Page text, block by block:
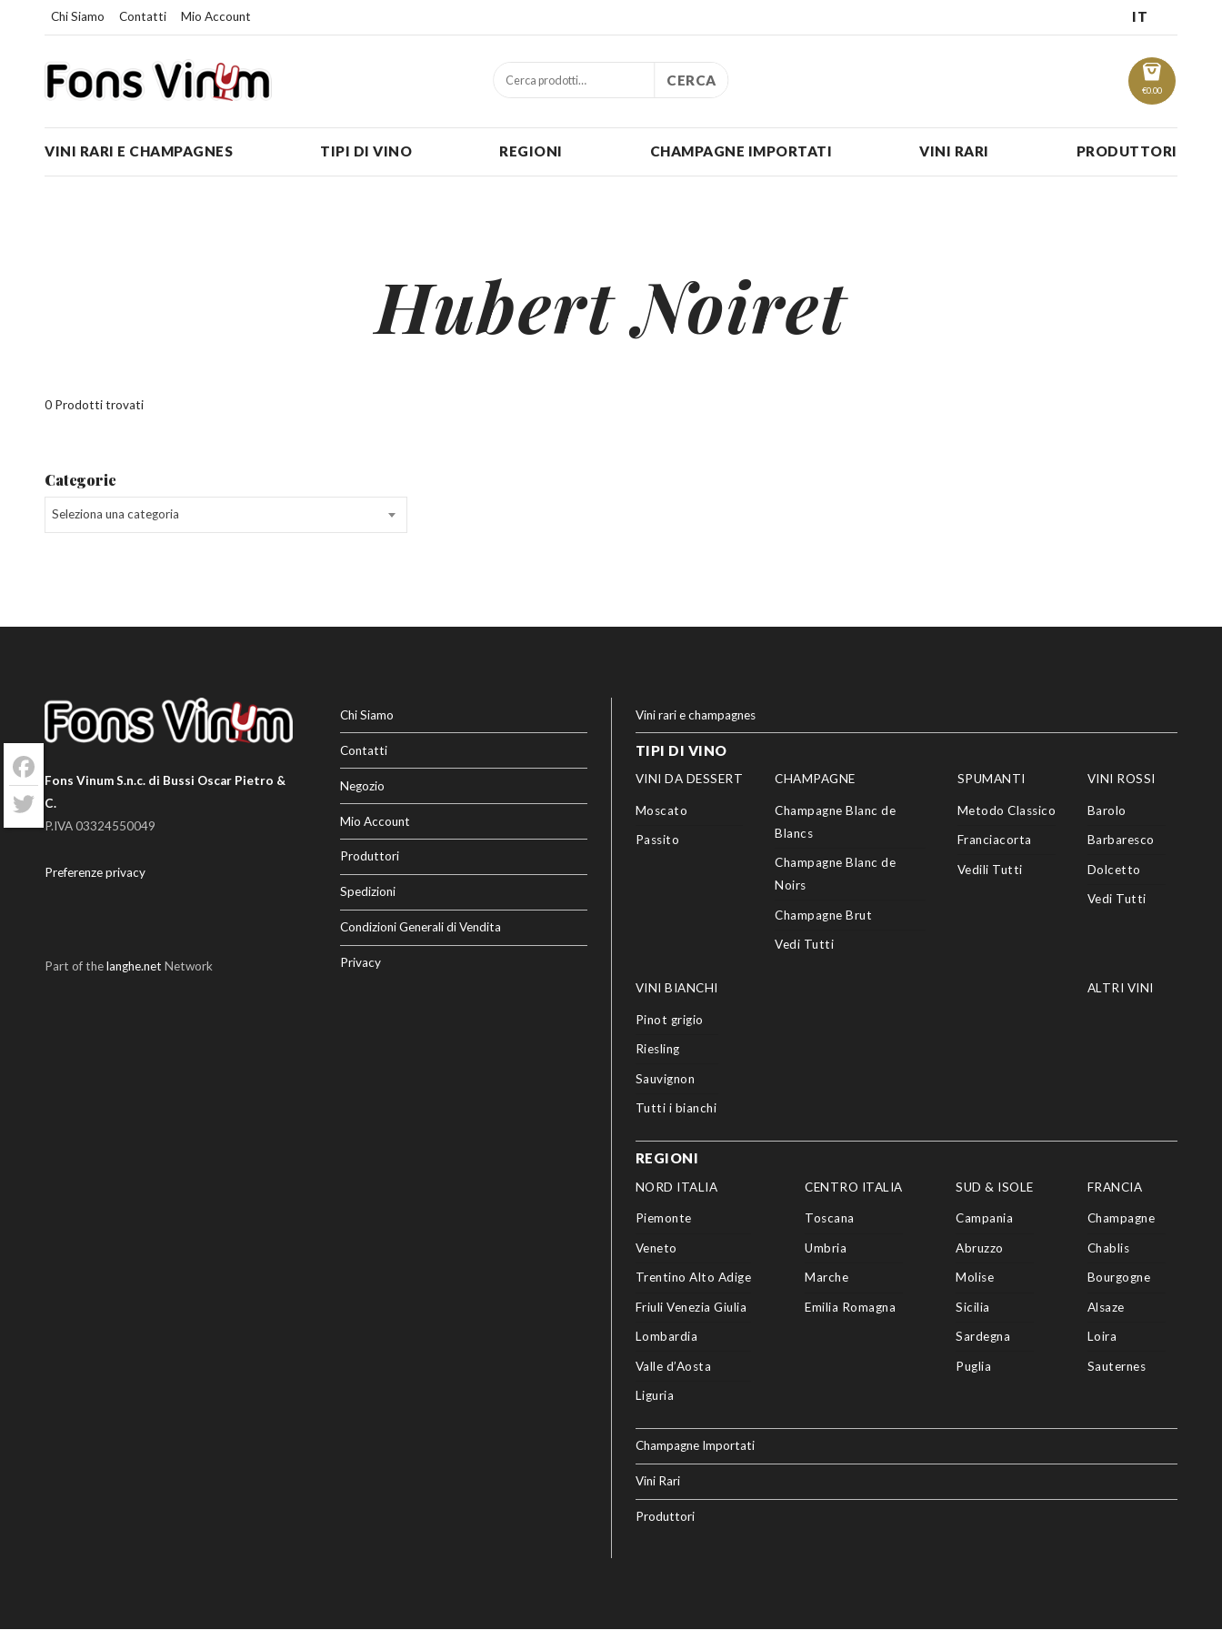
Chi Siamo Contatti Mio Account IT
€0.00
CERCA
VINI RARI E CHAMPAGNES TIPI DI VINO REGIONI CHAMPAGNE IMPORTATI VINI RARI PRODUTTORI
Hubert Noiret
0 Prodotti trovati
Categorie
Seleziona una categoria
Fons Vinum S.n.c. di Bussi Oscar Pietro &
C.
P.IVA 03324550049
Preferenze privacy
Part of thelanghe.net Network
Chi Siamo
Contatti
Negozio
Mio Account
Produttori
Spedizioni
Condizioni Generali di Vendita
Privacy
Vini rari e champagnes
TIPI DI VINO
VINI DA DESSERT
Moscato
Passito
CHAMPAGNE
Champagne Blanc de
Blancs
Champagne Blanc de
Noirs
Champagne Brut
Vedi Tutti
SPUMANTI
Metodo Classico
Franciacorta
Vedili Tutti
VINI ROSSI
Barolo
Barbaresco
Dolcetto
Vedi Tutti
VINI BIANCHI
Pinot grigio
Riesling
Sauvignon
Tutti i bianchi
ALTRI VINI
REGIONI
NORD ITALIA
Piemonte
Veneto
Trentino Alto Adige
Friuli Venezia Giulia
Lombardia
Valle d’Aosta
Liguria
CENTRO ITALIA
Toscana
Umbria
Marche
Emilia Romagna
SUD & ISOLE
Campania
Abruzzo
Molise
Sicilia
Sardegna
Puglia
FRANCIA
Champagne
Chablis
Bourgogne
Alsaze
Loira
Sauternes
Champagne Importati
Vini Rari
Produttori
Facebook
Twitter